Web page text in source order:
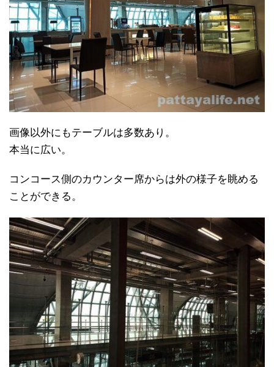
画像以外にもテーブルは多数あり。
本当に広い。
コンコース側のカウンター席からは外の様子を眺める
ことができる。